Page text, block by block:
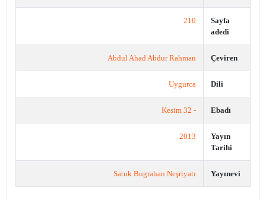
Sayfa
adedi
210
Çeviren
Abdul Ahad Abdur Rahman
Dili
Uygurca
Ebadı
- 32 Kesim
Yayın
Tarihi
2013
Yayınevi
Satuk Bugrahan Neşriyatı